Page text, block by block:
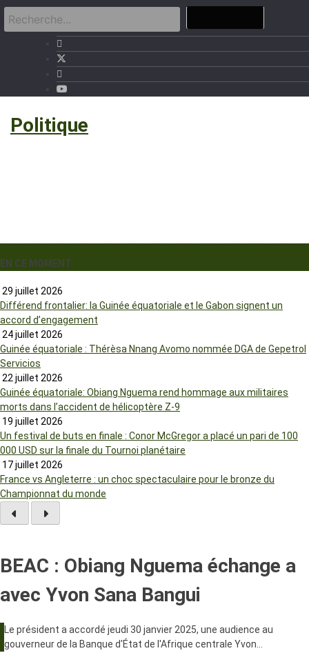
Politique
EN CE MOMENT
29 juillet 2026
Différend frontalier: la Guinée équatoriale et le Gabon signent un
accord d’engagement
24 juillet 2026
Guinée équatoriale : Thérèsa Nnang Avomo nommée DGA de Gepetrol
Servicios
22 juillet 2026
Guinée équatoriale: Obiang Nguema rend hommage aux militaires
morts dans l’accident de hélicoptère Z-9
19 juillet 2026
Un festival de buts en finale : Conor McGregor a placé un pari de 100
000 USD sur la finale du Tournoi planétaire
17 juillet 2026
France vs Angleterre : un choc spectaculaire pour le bronze du
Championnat du monde
BEAC : Obiang Nguema échange a
avec Yvon Sana Bangui
Le président a accordé jeudi 30 janvier 2025, une audience au
gouverneur de la Banque d'État de l'Afrique centrale Yvon…